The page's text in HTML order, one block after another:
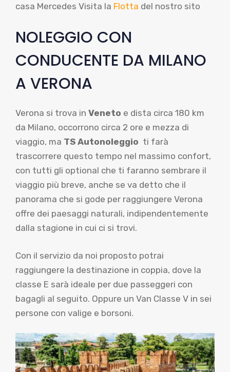
casa Mercedes Visita la Flotta del nostro sito
NOLEGGIO CON
CONDUCENTE DA MILANO
A VERONA
Verona si trova in Veneto e dista circa 180 km
da Milano, occorrono circa 2 ore e mezza di
viaggio, ma TS Autonoleggio ti farà
trascorrere questo tempo nel massimo confort,
con tutti gli optional che ti faranno sembrare il
viaggio più breve, anche se va detto che il
panorama che si gode per raggiungere Verona
offre dei paesaggi naturali, indipendentemente
dalla stagione in cui ci si trovi.
Con il servizio da noi proposto potrai
raggiungere la destinazione in coppia, dove la
classe E sarà ideale per due passeggeri con
bagagli al seguito. Oppure un Van Classe V in sei
persone con valige e borsoni.